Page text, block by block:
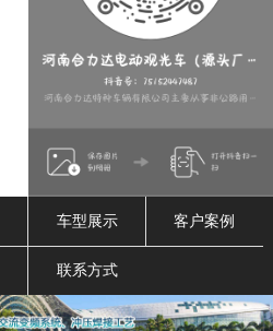
车型展示 客户案例
联系方式